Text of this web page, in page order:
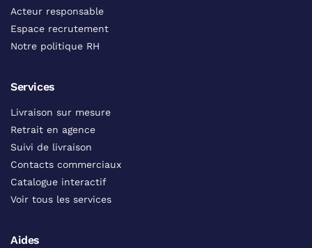
Acteur responsable
Espace recrutement
Notre politique RH
Services
Livraison sur mesure
Retrait en agence
Suivi de livraison
Contacts commerciaux
Catalogue interactif
Voir tous les services
Aides